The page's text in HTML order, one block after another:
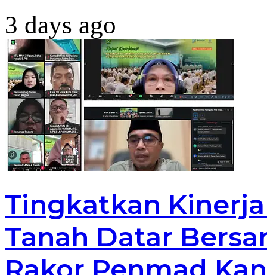
3 days ago
Tingkatkan
Tanah Datar